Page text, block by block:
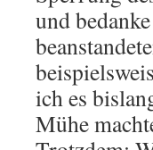
und
ich es
Mühe